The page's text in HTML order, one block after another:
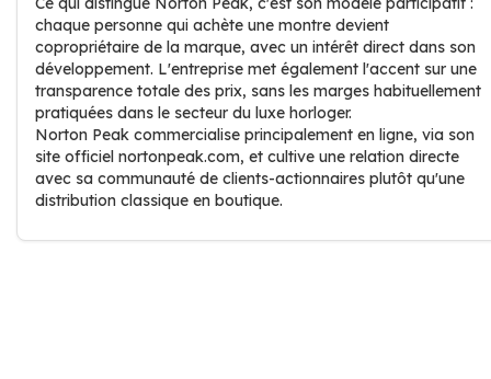
chaque personne qui achète une montre devient
copropriétaire de la marque, avec un intérêt direct dans son
développement. L'entreprise met également l'accent sur une
transparence totale des prix, sans les marges habituellement
pratiquées dans le secteur du luxe horloger.
Norton Peak commercialise principalement en ligne, via son
site officiel nortonpeak.com, et cultive une relation directe
avec sa communauté de clients-actionnaires plutôt qu'une
distribution classique en boutique.